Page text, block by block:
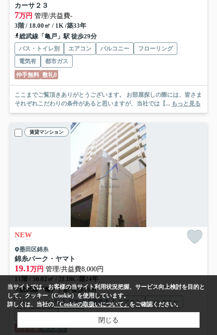
カーサ２３
7万円 管理/共益費-
3階 / 18.00㎡ / 1K /築33年
総武線「亀戸」駅 徒歩29分
バス・トイレ別 エアコン バルコニー
フローリング
電気有
都市ガス
仲手無料 敷礼0
ここまでご覧頂きありがとうございます。 お部屋探しの際には、皆さま
それぞれこだわりの条件があると思いますが、当社では【... もっと見る
賃貸マンション
NEW
墨田区錦糸
錦糸パーク・ヤマト
19.1 万円 管理/共益費8,000円
11階 / 50.02㎡ / 2LDK /築24年
総武線「亀戸」駅 徒歩16分
バス・トイレ別 室内洗濯機置場 エアコン
バルコニー
フローリング
電気有
仲手半額 即入居可
当サイトでは、お客様の当サイト利用状況把握、サービス向上検討を目的と
して、クッキー（Cookie）を使用しています。
詳しくは、当社の「Cookieの取扱いについて」 をご確認ください。
閉じる